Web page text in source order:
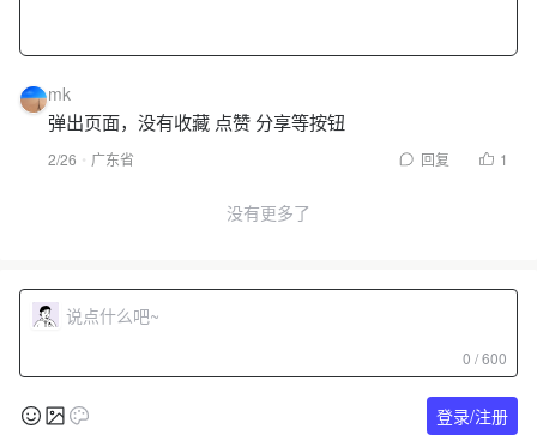
mk
弹出页面，没有收藏 点赞 分享等按钮
2/26 广东省 回复 1
没有更多了
0 / 600
登录/注册